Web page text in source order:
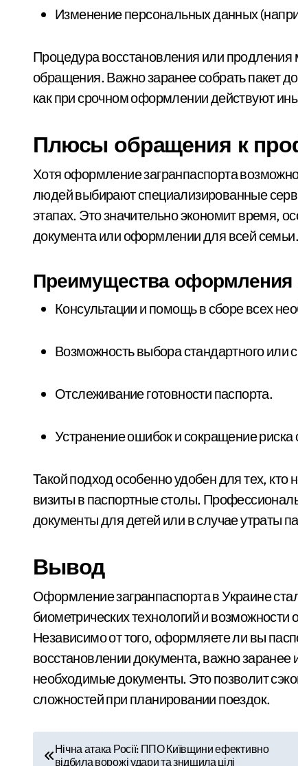
Изменение персональных данных
Процедура восстановления или продления
обращения. Важно заранее собрать пакет
как при срочном оформлении действуют
Плюсы обращения к
Хотя оформление загранпаспорта
людей выбирают специализированные
этапах. Это значительно экономит время,
документа или оформлении для всей семьи.
Преимущества оформления
Консультации и помощь в сборе всех
Возможность выбора стандартного
Отслеживание готовности паспорта.
Устранение ошибок и сокращение риска
Такой подход особенно удобен для тех, кто
визиты в паспортные столы.
документы для детей или в случае утраты
Вывод
Оформление загранпаспорта в Украине
биометрических технологий и
Независимо от того, оформляете ли вы
восстановлении документа, важно заранее
необходимые документы. Это позволит
сложностей при планировании поездок.
Нічна атака Росії: ППО Київщини ефективно
відбила ворожі удари та знищила цілі